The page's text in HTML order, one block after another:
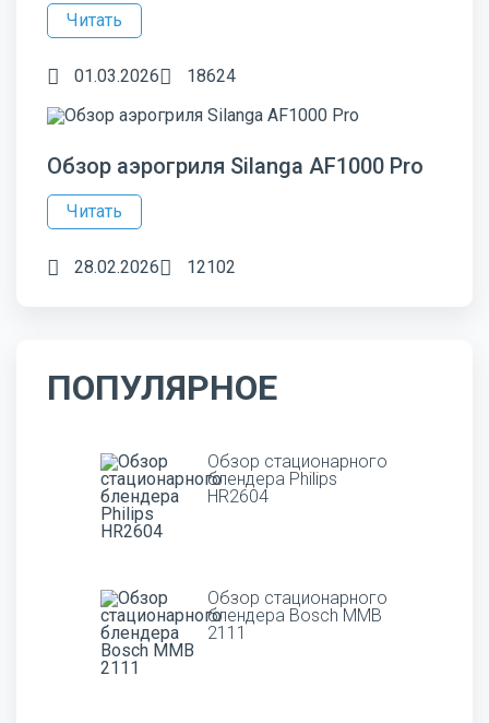
Читать
01.03.2026 18624
Обзор аэрогриля Silanga AF1000 Pro
Читать
28.02.2026 12102
ПОПУЛЯРНОЕ
Обзор стационарного
блендера Philips
HR2604
Обзор стационарного
блендера Bosch MMB
2111